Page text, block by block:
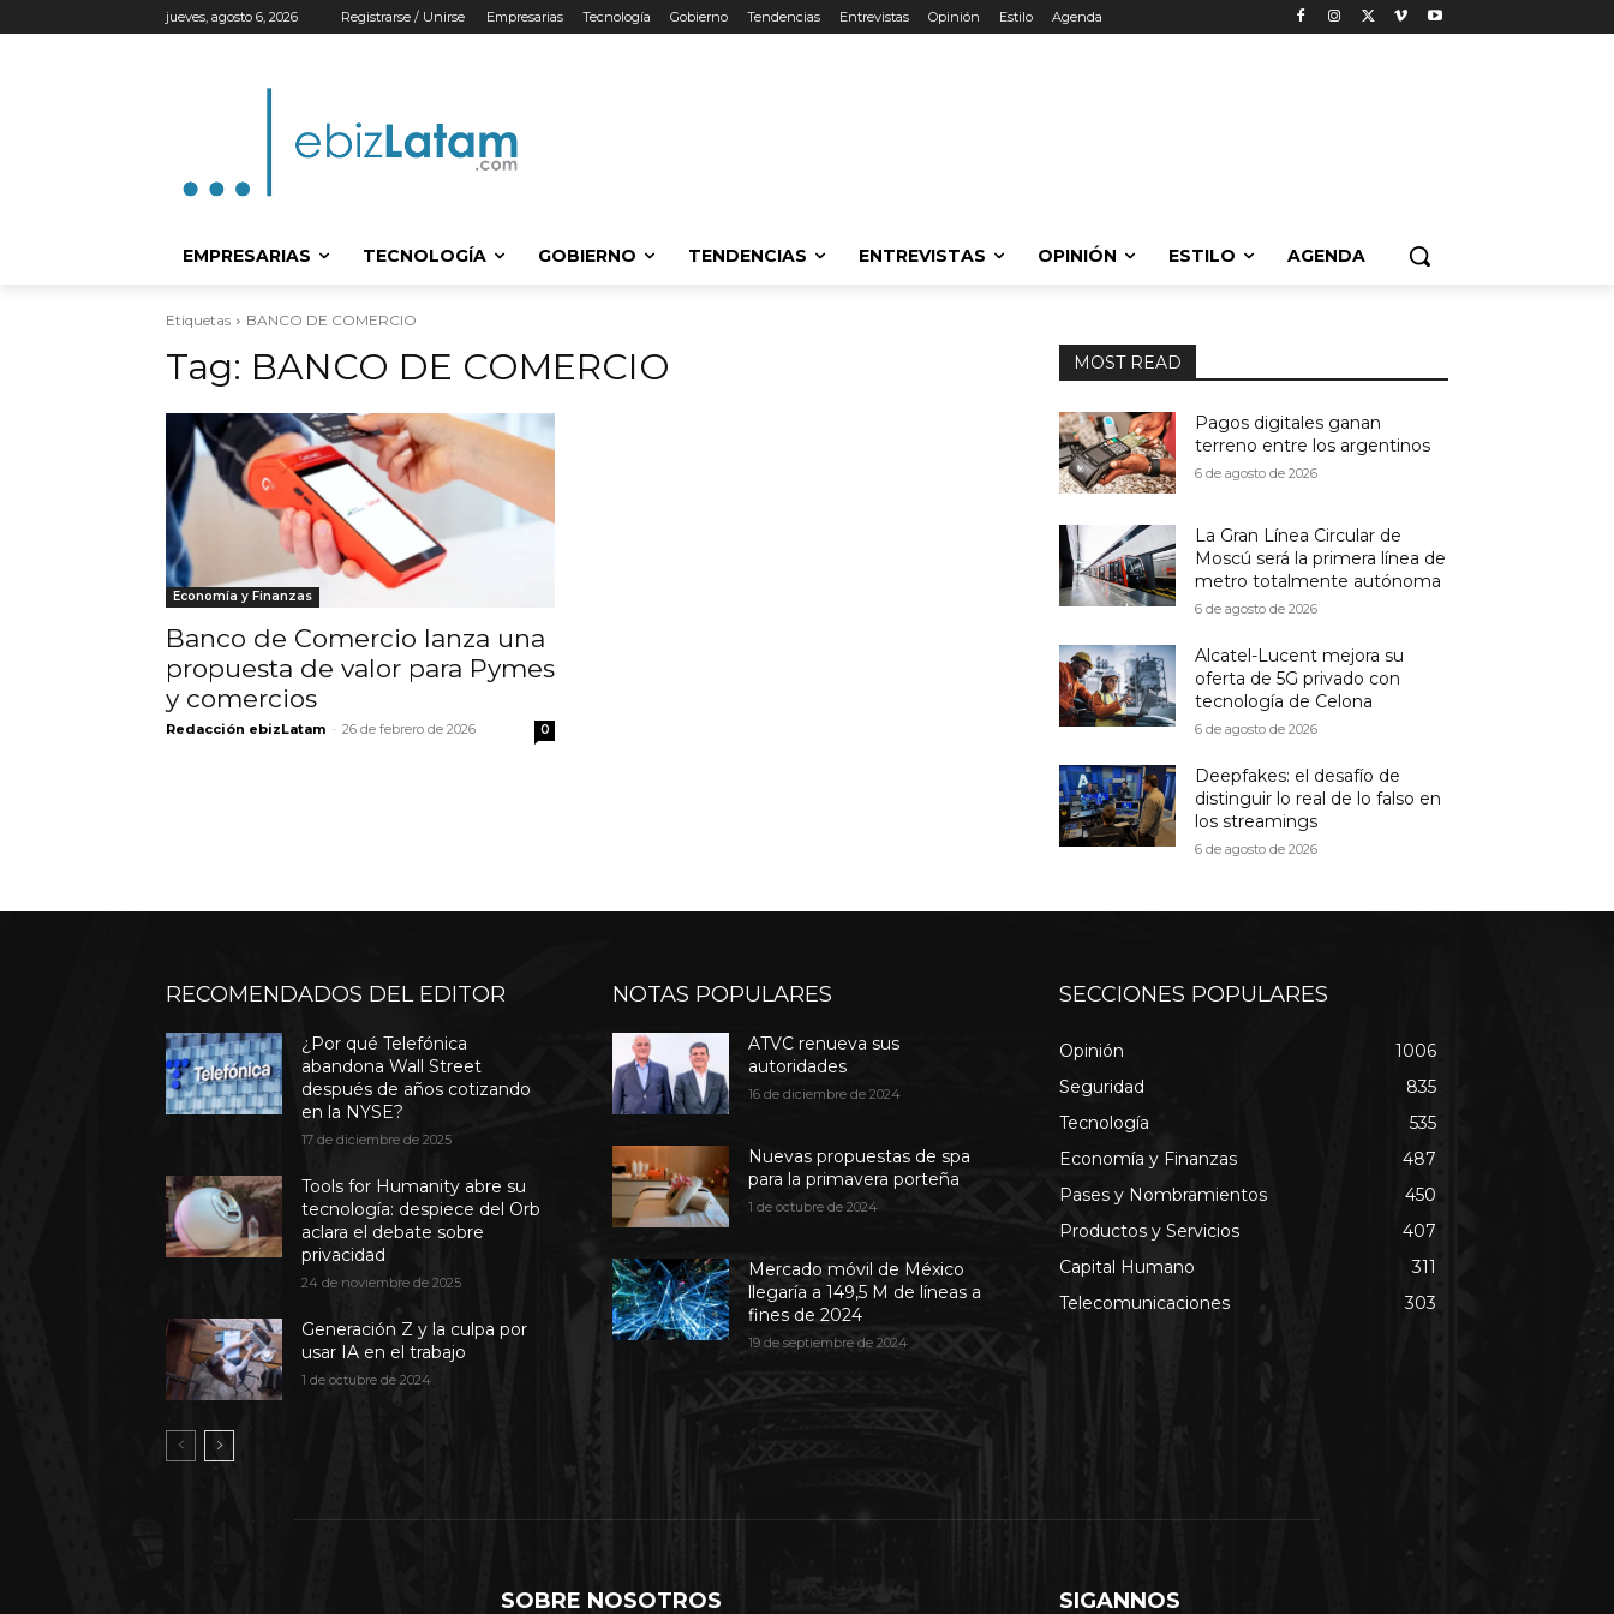
jueves, agosto 6, 2026 Registrarse / Unirse Empresarias Tecnología Gobierno Tendencias Entrevistas Opinión Estilo Agenda
EMPRESARIAS TECNOLOGÍA GOBIERNO TENDENCIAS ENTREVISTAS OPINIÓN ESTILO AGENDA
Etiquetas BANCO DE COMERCIO
Tag: BANCO DE COMERCIO
Economía y Finanzas
Banco de Comercio lanza una
propuesta de valor para Pymes
y comercios
Redacción ebizLatam - 26 de febrero de 2026 0
MOST READ
Pagos digitales ganan
terreno entre los argentinos
6 de agosto de 2026
La Gran Línea Circular de
Moscú será la primera línea de
metro totalmente autónoma
6 de agosto de 2026
Alcatel-Lucent mejora su
oferta de 5G privado con
tecnología de Celona
6 de agosto de 2026
Deepfakes: el desafío de
distinguir lo real de lo falso en
los streamings
6 de agosto de 2026
RECOMENDADOS DEL EDITOR
¿Por qué Telefónica
abandona Wall Street
después de años cotizando
en la NYSE?
17 de diciembre de 2025
Tools for Humanity abre su
tecnología: despiece del Orb
aclara el debate sobre
privacidad
24 de noviembre de 2025
Generación Z y la culpa por
usar IA en el trabajo
1 de octubre de 2024
NOTAS POPULARES
ATVC renueva sus
autoridades
16 de diciembre de 2024
Nuevas propuestas de spa
para la primavera porteña
1 de octubre de 2024
Mercado móvil de México
llegaría a 149,5 M de líneas a
fines de 2024
19 de septiembre de 2024
SECCIONES POPULARES
Opinión
1006
Seguridad
835
Tecnología
535
Economía y Finanzas
487
Pases y Nombramientos
450
Productos y Servicios
407
Capital Humano
311
Telecomunicaciones
303
SOBRE NOSOTROS SIGANNOS